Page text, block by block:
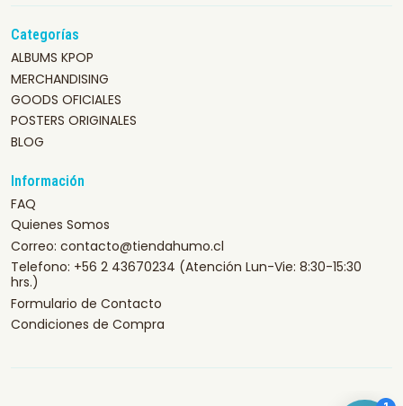
Categorías
ALBUMS KPOP
MERCHANDISING
GOODS OFICIALES
POSTERS ORIGINALES
BLOG
Información
FAQ
Quienes Somos
Correo: contacto@tiendahumo.cl
Telefono: +56 2 43670234 (Atención Lun-Vie: 8:30-15:30
hrs.)
Formulario de Contacto
Condiciones de Compra